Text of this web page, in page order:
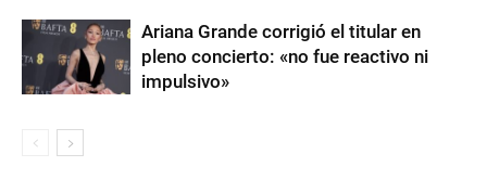
Ariana Grande corrigió el titular en
pleno concierto: «no fue reactivo ni
impulsivo»